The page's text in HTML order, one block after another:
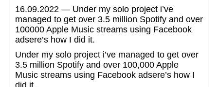
16.09.2022 — Under my solo project i’ve
managed to get over 3.5 million Spotify and over
100000 Apple Music streams using Facebook
adsere’s how I did it.
Under my solo project i’ve managed to get over
3.5 million Spotify and over 100,000 Apple
Music streams using Facebook adsere’s how I